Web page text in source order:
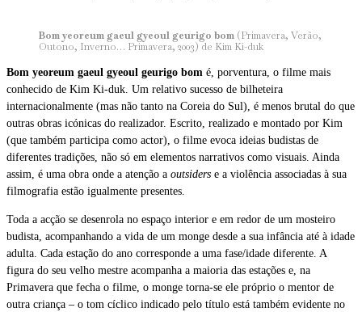
Bom yeoreum gaeul gyeoul geurigo bom (Primavera, Verão,
Outono, Inverno… Primavera, 2003) de Kim Ki-duk
Bom yeoreum gaeul gyeoul geurigo bom é, porventura, o filme mais
conhecido de Kim Ki-duk. Um relativo sucesso de bilheteira
internacionalmente (mas não tanto na Coreia do Sul), é menos brutal do que
outras obras icónicas do realizador. Escrito, realizado e montado por Kim
(que também participa como actor), o filme evoca ideias budistas de
diferentes tradições, não só em elementos narrativos como visuais. Ainda
assim, é uma obra onde a atenção a outsiders e a violência associadas à sua
filmografia estão igualmente presentes.
Toda a acção se desenrola no espaço interior e em redor de um mosteiro
budista, acompanhando a vida de um monge desde a sua infância até à idade
adulta. Cada estação do ano corresponde a uma fase/idade diferente. A
figura do seu velho mestre acompanha a maioria das estações e, na
Primavera que fecha o filme, o monge torna-se ele próprio o mentor de
outra criança – o tom cíclico indicado pelo título está também evidente no